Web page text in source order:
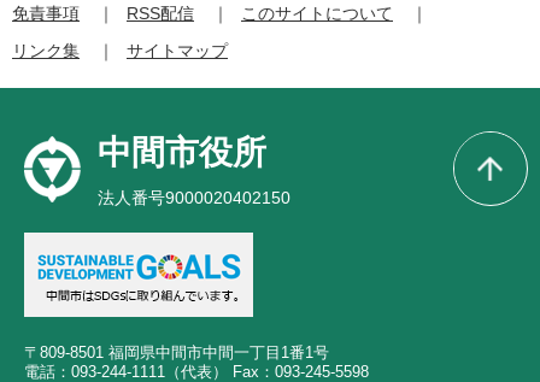
免責事項
RSS配信
このサイトについて
リンク集
サイトマップ
中間市役所
法人番号9000020402150
〒809-8501 福岡県中間市中間一丁目1番1号
電話：093-244-1111（代表） Fax：093-245-5598